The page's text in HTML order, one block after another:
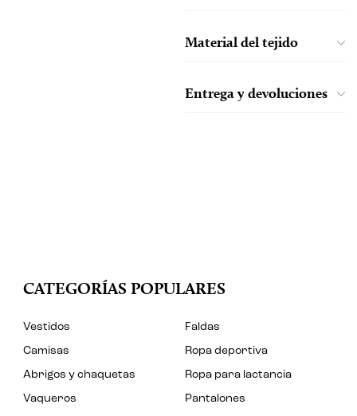
Material del tejido
Entrega y devoluciones
CATEGORÍAS POPULARES
Vestidos
Faldas
Camisas
Ropa deportiva
Abrigos y chaquetas
Ropa para lactancia
Vaqueros
Pantalones